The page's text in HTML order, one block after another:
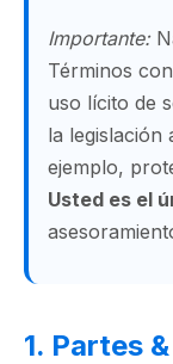
Importante:
Términos
uso lícito de
la legislación
ejemplo,
Usted es el
1. Partes